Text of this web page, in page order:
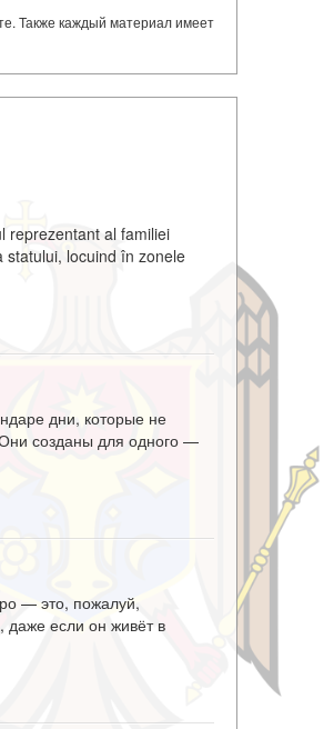
Также каждый материал имеет
reprezentant al familiei
locuind în zonele
дни, которые не
созданы для одного —
— это, пожалуй,
даже если он живёт в